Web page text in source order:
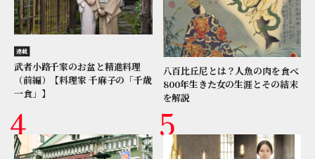
連載
武者小路千家のお盆と精進料理
（前編）【料理家 千麻子の「千歳
一食」】
八百比丘尼とは？人魚の肉を食べ
800年生きた女の生涯とその結末
を解説